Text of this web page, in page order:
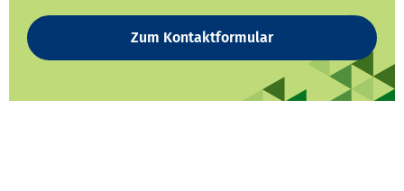
Zum Kontaktformular